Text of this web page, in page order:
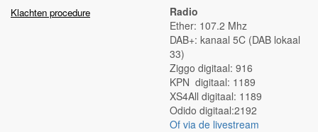
Klachten procedure
Radio
Ether: 107.2 Mhz
DAB+: kanaal 5C (DAB lokaal
33)
Ziggo digitaal: 916
KPN digitaal: 1189
XS4All digitaal: 1189
Odido digitaal:2192
Of via de livestream